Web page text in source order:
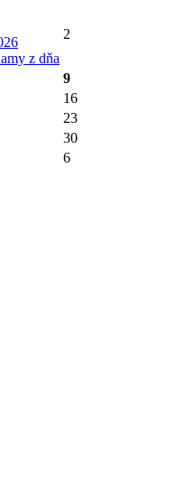
z dňa
2
9
16
23
30
6